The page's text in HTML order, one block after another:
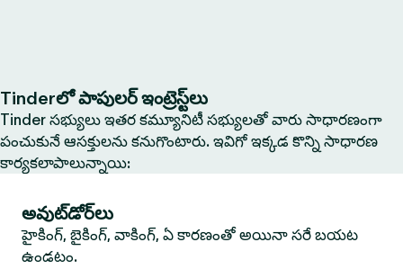
Tinderలో పాపులర్ ఇంట్రెస్ట్‌లు
Tinder సభ్యులు ఇతర కమ్యూనిటీ సభ్యులతో వారు సాధారణంగా
పంచుకునే ఆసక్తులను కనుగొంటారు. ఇవిగో ఇక్కడ కొన్ని సాధారణ
కార్యకలాపాలున్నాయి:
అవుట్‌డోర్‌లు
హైకింగ్, బైకింగ్, వాకింగ్, ఏ కారణంతో అయినా సరే బయట
ఉండటం.